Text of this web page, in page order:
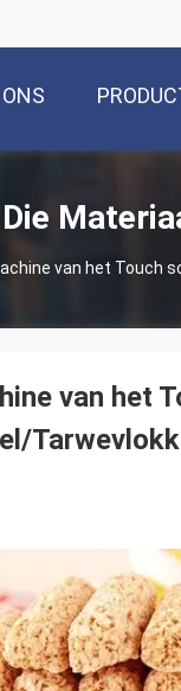
van het Touch
van het